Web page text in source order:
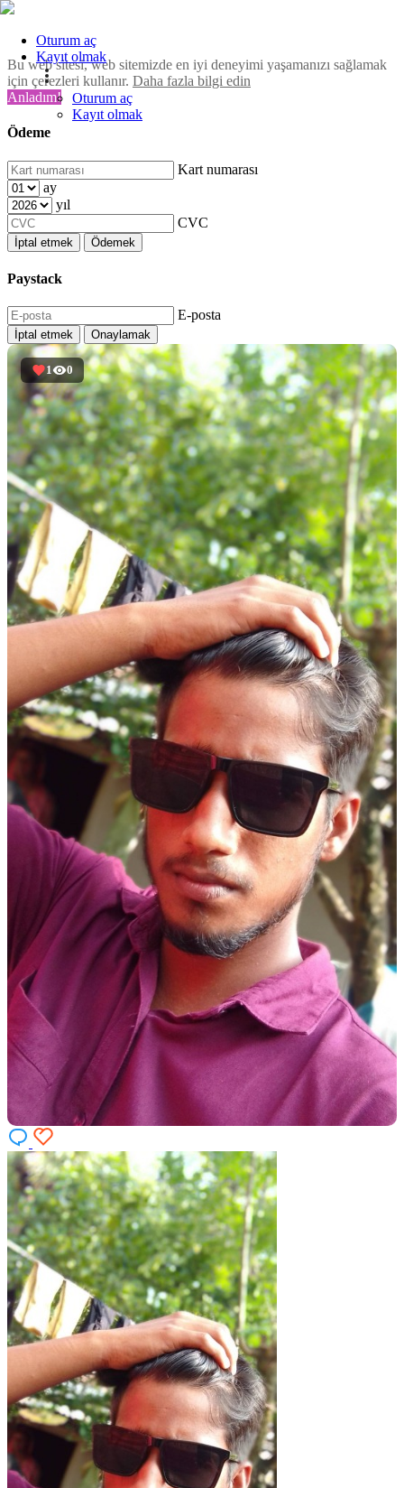
Bu web sitesi, web sitemizde en iyi deneyimi yaşamanızı sağlamak
için çerezleri kullanır. Daha fazla bilgi edin
Anladım!
Ödeme
Kart numarası
ay
yıl
CVC
İptal etmek Ödemek
Paystack
E-posta
İptal etmek Onaylamak
Oturum aç
Kayıt olmak
Oturum aç
Kayıt olmak
1 0